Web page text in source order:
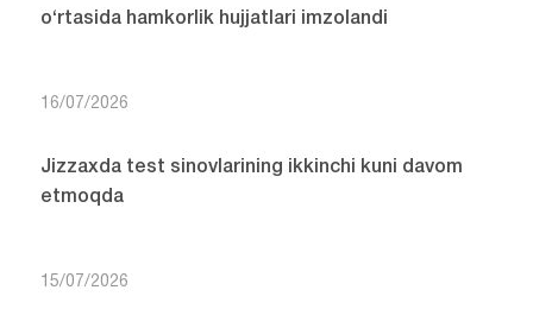
o‘rtasida hamkorlik hujjatlari imzolandi
16/07/2026
Jizzaxda test sinovlarining ikkinchi kuni davom
etmoqda
15/07/2026